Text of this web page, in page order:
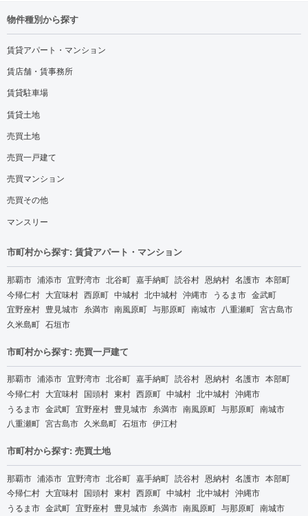
物件種別から探す
賃貸アパート・マンション
賃店舗・賃事務所
賃貸駐車場
賃貸土地
売買土地
売買一戸建て
売買マンション
売買その他
マンスリー
市町村から探す: 賃貸アパート・マンション
那覇市 浦添市 宜野湾市 北谷町 嘉手納町 読谷村 恩納村 名護市 本部町
今帰仁村 大宜味村 西原町 中城村 北中城村 沖縄市 うるま市 金武町
宜野座村 豊見城市 糸満市 南風原町 与那原町 南城市 八重瀬町 宮古島市
久米島町 石垣市
市町村から探す: 売買一戸建て
那覇市 浦添市 宜野湾市 北谷町 嘉手納町 読谷村 恩納村 名護市 本部町
今帰仁村 大宜味村 国頭村 東村 西原町 中城村 北中城村 沖縄市
うるま市 金武町 宜野座村 豊見城市 糸満市 南風原町 与那原町 南城市
八重瀬町 宮古島市 久米島町 石垣市 伊江村
市町村から探す: 売買土地
那覇市 浦添市 宜野湾市 北谷町 嘉手納町 読谷村 恩納村 名護市 本部町
今帰仁村 大宜味村 国頭村 東村 西原町 中城村 北中城村 沖縄市
うるま市 金武町 宜野座村 豊見城市 糸満市 南風原町 与那原町 南城市